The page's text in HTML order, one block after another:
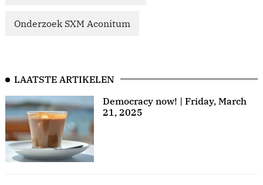
Onderzoek SXM Aconitum
LAATSTE ARTIKELEN
Democracy now! | Friday, March
21, 2025